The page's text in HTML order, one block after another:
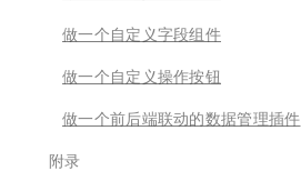
做一个自定义字段组件
做一个自定义操作按钮
做一个前后端联动的数据管理插件
附录